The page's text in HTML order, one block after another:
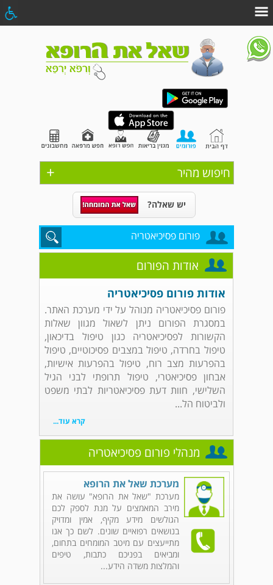
+ חיפוש מהיר
יש שאלה?
פורום פסיכיאטריה
אודות הפורום
אודות פורום פסיכיאטריה
פורום פסיכיאטריה מנוהל על ידי מערכת האתר.
במסגרת הפורום ניתן לשאול מגוון שאלות
הקשורות לפסיכיאטריה כגון טיפול בדיכאון,
טיפול בחרדה, טיפול במצבים פסיכוטיים, טיפול
בהפרעות מצב רוח, טיפול בהפרעות אישיות,
אבחון פסיכיאטרי, טיפול תרופתי לבני הגיל
השלישי, חוות דעת פסיכיאטריות לבתי משפט
ולביטוח הל...
קרא עוד...
מנהלי פורום פסיכיאטריה
מערכת שאל את הרופא
מערכת "שאל את הרופא" עושה את
מירב המאמצים על מנת לספק לכם
הגולשים מידע מקיף, אמין ומדויק
בנושאים רפואיים שונים. לשם כך אנו
מתייעצים עם מיטב המומחים בתחום,
ומביאים בפניכם כתבות, טיפים
והמלצות משדה הידע...